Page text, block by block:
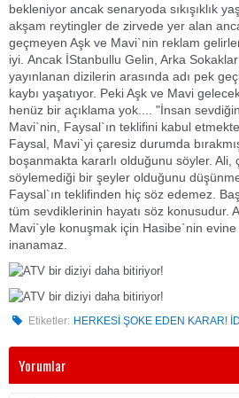
bekleniyor ancak senaryoda sıkışıklık
akşam reytingler de zirvede yer alan
geçmeyen Aşk ve Mavi`nin reklam
iyi. Ancak İStanbullu Gelin, Arka
yayınlanan dizilerin arasında adı pek
kaybı yaşatıyor. Peki Aşk ve Mavi
henüz bir açıklama yok.... "İnsan
Mavi`nin, Faysal`ın teklifini kabul
Faysal, Mavi`yi çaresiz durumda
boşanmakta kararlı olduğunu söyler. Ali,
söylemediği bir şeyler olduğunu
Faysal`ın teklifinden hiç söz edemez.
tüm sevdiklerinin hayatı söz konusudur.
Mavi`yle konuşmak için Hasibe`nin
inanamaz.
Etiketler: HERKESİ ŞOKE EDEN KARAR!
Yorumlar